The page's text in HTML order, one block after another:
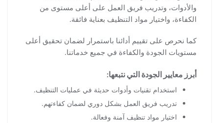
والأدوات، وتدريب فريق العمل على أعلى مستوى من
الكفاءة، واختيار مواد التنظيف بعناية فائقة.
كما نحرص على تقييم أدائنا باستمرار لضمان تحقيق أعلى
مستويات الجودة والكفاءة في جميع خدماتنا.
أبرز معايير الجودة التي نتبعها:
استخدام تقنيات وأدوات حديثة في عمليات التنظيف.
تدريب فريق العمل بشكل دوري لضمان كفاءتهم.
اختيار مواد تنظيف آمنة وفعالة.